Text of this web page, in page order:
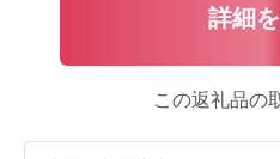
詳細
この返礼品の